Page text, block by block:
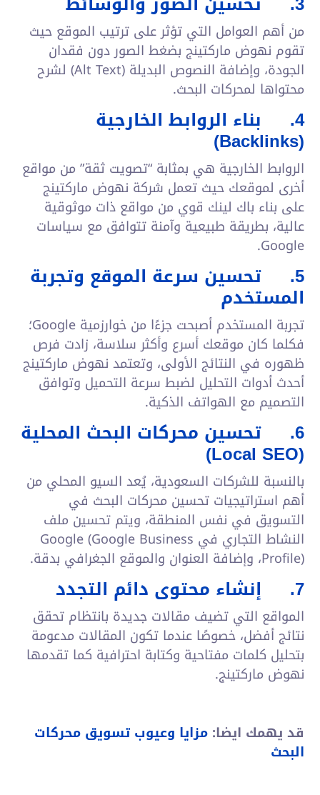
من أهم العوامل التي تؤثر على ترتيب الموقع حيث
تقوم نهوض ماركتينج بضغط الصور دون فقدان
الجودة، وإضافة النصوص البديلة (Alt Text) لشرح
محتواها لمحركات البحث.
4. بناء الروابط الخارجية
(
Backlinks
)
الروابط الخارجية هي بمثابة “تصويت ثقة” من مواقع
أخرى لموقعك حيث تعمل شركة نهوض ماركتينج
على بناء باك لينك قوي من مواقع ذات موثوقية
عالية، بطريقة طبيعية وآمنة تتوافق مع سياسات
Google.
5. تحسين سرعة الموقع وتجربة
المستخدم
تجربة المستخدم أصبحت جزءًا من خوارزمية Google؛
فكلما كان موقعك أسرع وأكثر سلاسة، زادت فرص
ظهوره في النتائج الأولى، وتعتمد نهوض ماركتينج
أحدث أدوات التحليل لضبط سرعة التحميل وتوافق
التصميم مع الهواتف الذكية.
6. تحسين محركات البحث المحلية
(
Local SEO
)
بالنسبة للشركات السعودية، يُعد السيو المحلي من
أهم استراتيجيات تحسين محركات البحث في
التسويق في نفس المنطقة، ويتم تحسين ملف
النشاط التجاري في Google (Google Business
Profile)، وإضافة العنوان والموقع الجغرافي بدقة.
7. إنشاء محتوى دائم التجدد
المواقع التي تضيف مقالات جديدة بانتظام تحقق
نتائج أفضل، خصوصًا عندما تكون المقالات مدعومة
بتحليل كلمات مفتاحية وكتابة احترافية كما تقدمها
نهوض ماركتينج.
قد يهمك ايضا:مزايا وعيوب تسويق محركات
البحث